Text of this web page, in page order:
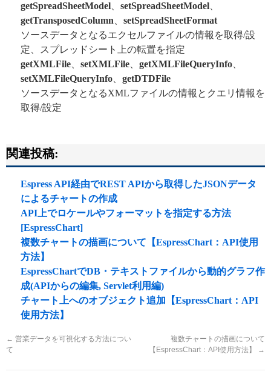
getSpreadSheetModel
setSpreadSheetModel
getTransposedColumn
setSpreadSheetFormat
ソースデータとなるエクセルファイルの情報を取得/設
定、スプレッドシート上の転置を指定
getXMLFile
setXMLFile getXMLFileQueryInfo
setXMLFileQueryInfo
getDTDFile
ソースデータとなるXMLファイルの情報とクエリ情報を
取得/設定
関連投稿:
Espress API経由でREST APIから取得したJSONデータ
によるチャートの作成
API上でロケールやフォーマットを指定する方法
[EspressChart]
複数チャートの描画について【EspressChart：API使用
方法】
EspressChartでDB・テキストファイルから動的グラフ作
成(APIからの編集, Servlet利用編)
チャート上へのオブジェクト追加【EspressChart：API
使用方法】
← 営業データを可視化する方法につい
て
複数チャートの描画について
【EspressChart：API使用方法】
→